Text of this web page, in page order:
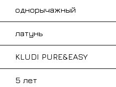
однорычажный
латунь
KLUDI PURE&EASY
5 лет